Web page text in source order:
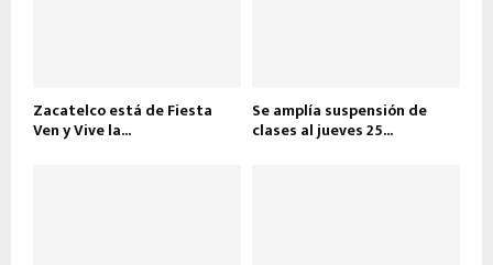
Zacatelco está de Fiesta
Ven y Vive la...
Se amplía suspensión de
clases al jueves 25...